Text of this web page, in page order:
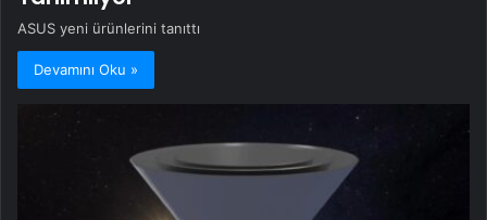
ASUS yeni ürünlerini tanıttı
Devamını Oku »